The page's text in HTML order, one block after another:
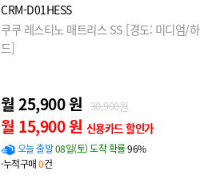
CRM-D01HESS
쿠쿠 레스티노 매트리스 SS [경도: 미디엄/하
드]
월 25,900 원 30,900원
월 15,900 원 신용카드 할인가
오늘 출발08일(토) 도착 확률96%
·누적구매0건